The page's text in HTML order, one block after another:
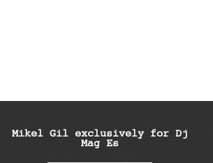
Mikel Gil exclusively for Dj
Mag Es